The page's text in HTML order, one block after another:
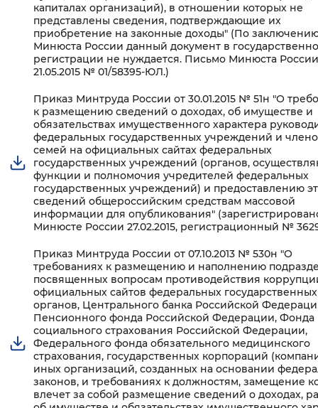
капиталах организаций), в отношении которых не
представлены сведения, подтверждающие их
приобретение на законные доходы" (По
Минюста России данный документ в
регистрации не нуждается. Письмо Минюста
21.05.2015 № 01/58395-ЮЛ.)
Приказ Минтруда России от 30.01.2015 № 51н "О
к размещению сведений о доходах, об имуществе и
обязательствах имущественного характера
федеральных государственных учреждений и
семей на официальных сайтах федеральных
государственных учреждений (органов,
функции и полномочия учредителей федеральных
государственных учреждений) и предоставлению
сведений общероссийским средствам массовой
информации для опубликования"
Минюсте России 27.02.2015, регистрационный №
Приказ Минтруда России от 07.10.2013 № 530н "О
требованиях к размещению и наполнению
посвященных вопросам противодействия
официальных сайтов федеральных государственных
органов, Центрального банка Российской
Пенсионного фонда Российской Федерации, Фонда
социального страхования Российской Федерации,
Федерального фонда обязательного медицинского
страхования, государственных корпораций
иных организаций, созданных на основании
законов, и требованиях к должностям, замещение
влечет за собой размещение сведений о доходах,